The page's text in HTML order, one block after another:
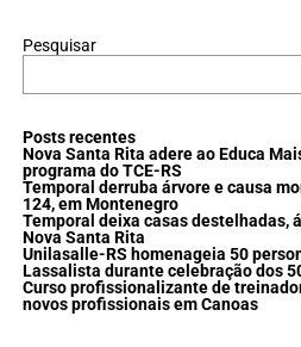
Pesquisar
Posts recentes
Nova Santa Rita adere ao Educa
programa do TCE-RS
Temporal derruba árvore e causa
124, em Montenegro
Temporal deixa casas destelhadas,
Nova Santa Rita
Unilasalle-RS homenageia 50
Lassalista durante celebração dos
Curso profissionalizante de
novos profissionais em Canoas